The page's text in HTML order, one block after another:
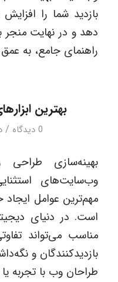
بازدید شما را
دهد و در نهایت منجر
راهنمای جامع، به
بهترین
0 دیدگاه /
بهینه‌سازی طراحی
وب‌سایت‌های
مهم‌ترین عوامل
است. در دنیای
مناسب می‌تواند
بازدیدکنندگان و
طراحان وب با تجربه